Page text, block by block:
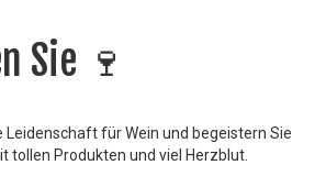
Sie 🍷
Leidenschaft für Wein und begeistern Sie
tollen Produkten und viel Herzblut.